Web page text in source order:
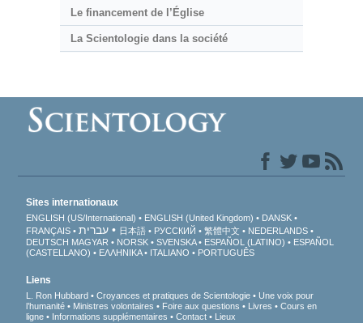
Le financement de l’Église
La Scientologie dans la société
Sites internationaux
ENGLISH (US/International) ENGLISH (United Kingdom)
DANSK
FRANÇAIS
עברית 日本語 РУССКИЙ 繁體中文
NEDERLANDS
DEUTSCH MAGYAR NORSK SVENSKA ESPAÑOL (LATINO)
ESPAÑOL
(CASTELLANO)
ΕΛΛΗΝΙΚA ITALIANO PORTUGUÊS
Liens
L. Ron Hubbard Croyances et pratiques de Scientologie
Une voix pour
l’humanité
Ministres volontaires Foire aux questions Livres
Cours en
ligne
Informations supplémentaires Contact Lieux